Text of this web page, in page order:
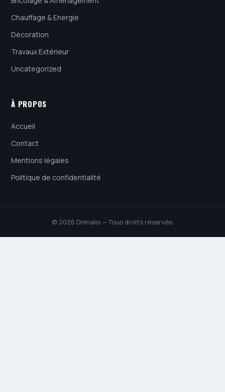
Chauffage & Energie
Décoration
Travaux Extérieur
Uncategorized
À PROPOS
Accueil
Contact
Mentions légales
Politique de confidentialité
© 2026 Domalis — Tous droits réservés.